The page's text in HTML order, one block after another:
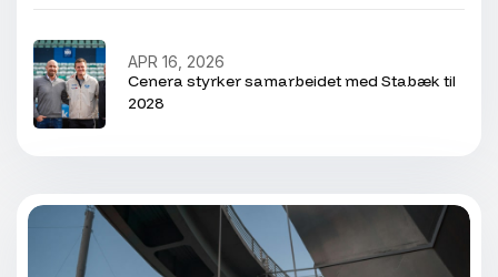
Cenera styrker samarbeidet med Stabæk til
2028
APR 16, 2026